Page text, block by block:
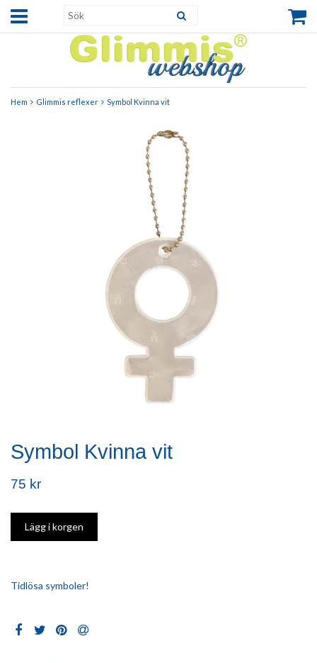
Hem Glimmis reflexer Symbol Kvinna vit
Symbol Kvinna vit
75 kr
Tidlösa symboler!